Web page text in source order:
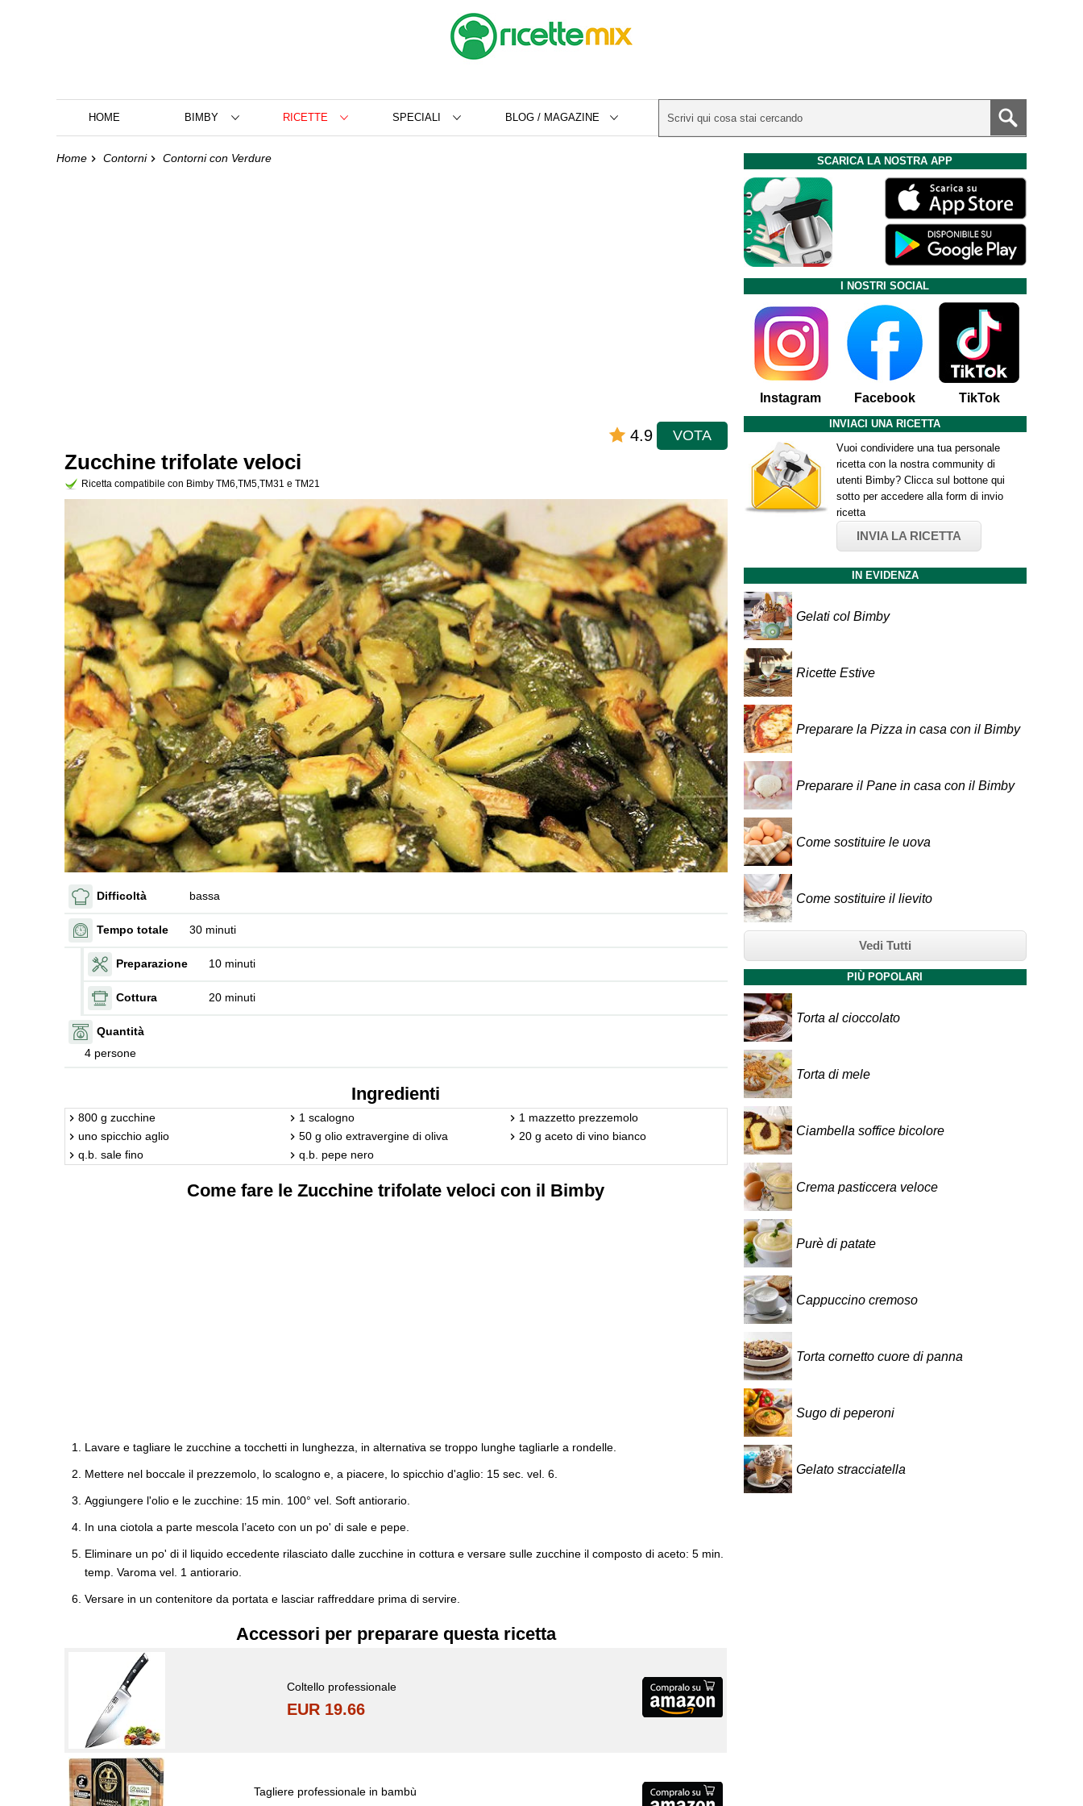
HOME BIMBY RICETTE SPECIALI BLOG / MAGAZINE
Home Contorni Contorni con Verdure
4.9 VOTA
Zucchine trifolate veloci
Ricetta compatibile con Bimby TM6,TM5,TM31 e TM21
Difficoltà bassa
Tempo totale 30 minuti
Preparazione 10 minuti
Cottura 20 minuti
Quantità
4 persone
Ingredienti
800 g zucchine 1 scalogno
1 mazzetto prezzemolo
uno spicchio aglio
50 g olio extravergine di oliva
20 g aceto di vino bianco
q.b. sale fino
q.b. pepe nero
Come fare le Zucchine trifolate veloci con il Bimby
Lavare e tagliare le zucchine a tocchetti in lunghezza, in alternativa se troppo lunghe tagliarle a rondelle.
Mettere nel boccale il prezzemolo, lo scalogno e, a piacere, lo spicchio d'aglio: 15 sec. vel. 6.
Aggiungere l'olio e le zucchine: 15 min. 100° vel. Soft antiorario.
In una ciotola a parte mescola l’aceto con un po' di sale e pepe.
Eliminare un po' di il liquido eccedente rilasciato dalle zucchine in cottura e versare sulle zucchine il composto di aceto: 5 min.
temp. Varoma vel. 1 antiorario.
Versare in un contenitore da portata e lasciar raffreddare prima di servire.
Accessori per preparare questa ricetta
Coltello professionale
EUR 19.66
Tagliere professionale in bambù
SCARICA LA NOSTRA APP
I NOSTRI SOCIAL
Instagram Facebook TikTok
INVIACI UNA RICETTA
Vuoi condividere una tua personale
ricetta con la nostra community di
utenti Bimby? Clicca sul bottone qui
sotto per accedere alla form di invio
ricetta
INVIA LA RICETTA
IN EVIDENZA
Gelati col Bimby
Ricette Estive
Preparare la Pizza in casa con il Bimby
Preparare il Pane in casa con il Bimby
Come sostituire le uova
Come sostituire il lievito
Vedi Tutti
PIÙ POPOLARI
Torta al cioccolato
Torta di mele
Ciambella soffice bicolore
Crema pasticcera veloce
Purè di patate
Cappuccino cremoso
Torta cornetto cuore di panna
Sugo di peperoni
Gelato stracciatella